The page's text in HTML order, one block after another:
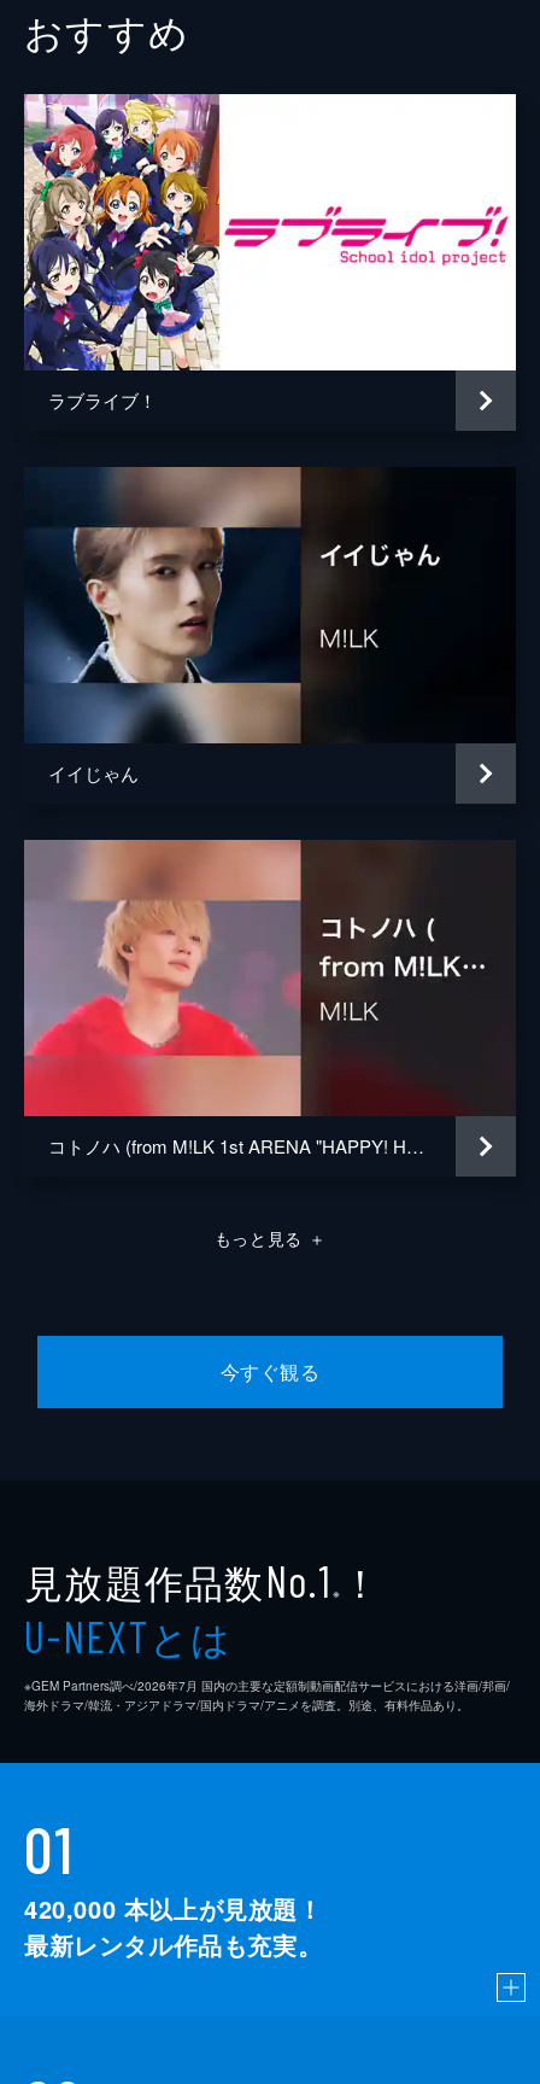
おすすめ
ラブライブ！
イイじゃん
コトノハ (from M!LK 1st ARENA "HAPPY! HAPPY! HAPPY!" Live at 横浜アリーナ 2023.10.22)
もっと見る ＋
今すぐ観る
見放題作品数No.1 ※ ！
U-NEXTとは
※GEM Partners調べ/2026年7⽉ 国内の主要な定額制動画配信サービスにおける洋画/邦画/
海外ドラマ/韓流・アジアドラマ/国内ドラマ/アニメを調査。別途、有料作品あり。
01
420,000 本以上が見放題！
最新レンタル作品も充実。